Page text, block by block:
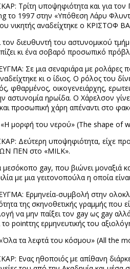
Τρίτη υποψηφιότητα και για τον
το 1997 στην «Υπόθεση Λάρυ
νικητής αναδείχτηκε ο ΚΡΙΣΤΟΦ
διευθυντή του αστυνομικού
κι ένα σοβαρό προσωπικό
Σε μια σεναριάρα με ρολάρες
κι ο ίδιος. Ο ρόλος του
φθαρμένος, οικογενειάρχης,
αστυνομία ηρωίδα. Ο Χάρελσον
προσωπική χάρη απέναντι στο
μορφή του νερού» (The shape of
Δεύτερη υποψηφιότητα, είχε
ΠΕΝ στο «MILK».
μεσόκοπο gay, που βιώνει μοναξιά
με μια γειτονοπούλα η οποία
Ερμηνεία-συμβολή στην
της σκηνοθετικής γραμμής που
να μην παίξει τον gay ως gay
pointτης ερμηνευτικής του
τα λεφτά του κόσμου» (Allthe
Ενας ηθοποιός με απίθανη